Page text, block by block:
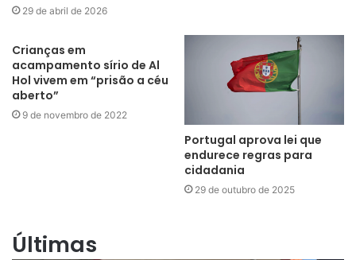
29 de abril de 2026
Crianças em
acampamento sírio de Al
Hol vivem em “prisão a céu
aberto”
9 de novembro de 2022
Portugal aprova lei que
endurece regras para
cidadania
29 de outubro de 2025
Últimas